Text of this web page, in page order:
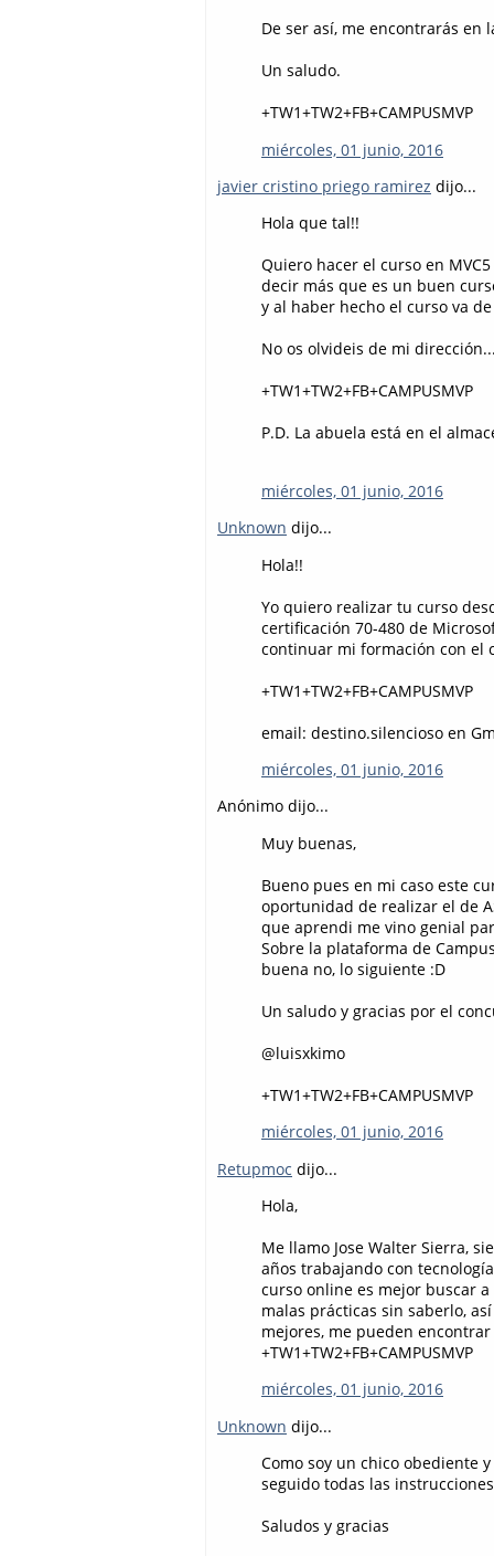
De ser así, me encontrarás
Un saludo.
+TW1+TW2+FB+CAMPUSMVP
miércoles, 01 junio, 2016
javier cristino priego ramirez dijo...
Hola que tal!!
Quiero hacer el curso en
decir más que es un buen
y al haber hecho el curso va
No os olvideis de mi
+TW1+TW2+FB+CAMPUSMVP
P.D. La abuela está en el
miércoles, 01 junio, 2016
Unknown dijo...
Hola!!
Yo quiero realizar tu curso
certificación 70-480 de
continuar mi formación con el
+TW1+TW2+FB+CAMPUSMVP
email: destino.silencioso en
miércoles, 01 junio, 2016
Anónimo dijo...
Muy buenas,
Bueno pues en mi caso este
oportunidad de realizar el de
que aprendi me vino genial
Sobre la plataforma de
buena no, lo siguiente :D
Un saludo y gracias por el
@luisxkimo
+TW1+TW2+FB+CAMPUSMVP
miércoles, 01 junio, 2016
Retupmoc dijo...
Hola,
Me llamo Jose Walter Sierra,
años trabajando con
curso online es mejor buscar
malas prácticas sin saberlo,
mejores, me pueden
+TW1+TW2+FB+CAMPUSMVP
miércoles, 01 junio, 2016
Unknown dijo...
Como soy un chico obediente
seguido todas las
Saludos y gracias